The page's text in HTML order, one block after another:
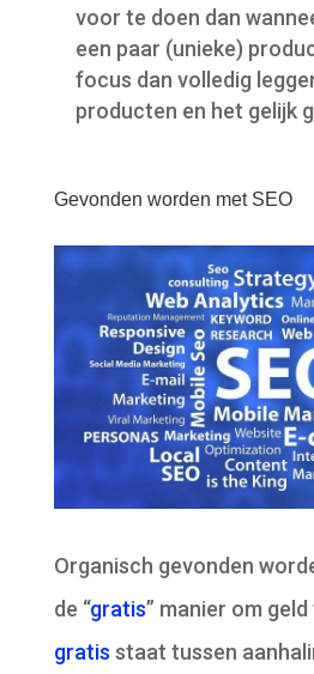
voor te doen dan
een paar (unieke)
focus dan volledig
producten en het gelijk
Gevonden worden met SEO
Organisch gevonden
de “gratis” manier om
gratis staat tussen